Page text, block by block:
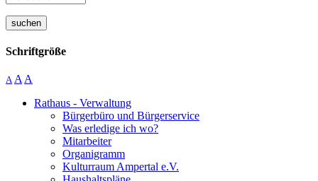
suchen
Schriftgröße
A A A
Rathaus - Verwaltung
Bürgerbüro und Bürgerservice
Was erledige ich wo?
Mitarbeiter
Organigramm
Kulturraum Ampertal e.V.